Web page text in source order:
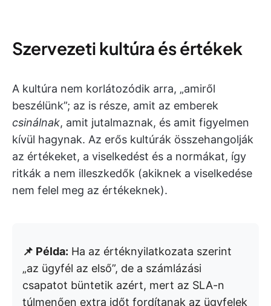
Szervezeti kultúra és értékek
A kultúra nem korlátozódik arra, „amiről
beszélünk”; az is része, amit az emberek
csinálnak, amit jutalmaznak, és amit figyelmen
kívül hagynak. Az erős kultúrák összehangolják
az értékeket, a viselkedést és a normákat, így
ritkák a nem illeszkedők (akiknek a viselkedése
nem felel meg az értékeknek).
📌 Példa: Ha az értéknyilatkozata szerint
„az ügyfél az első”, de a számlázási
csapatot büntetik azért, mert az SLA-n
túlmenően extra időt fordítanak az ügyfelek